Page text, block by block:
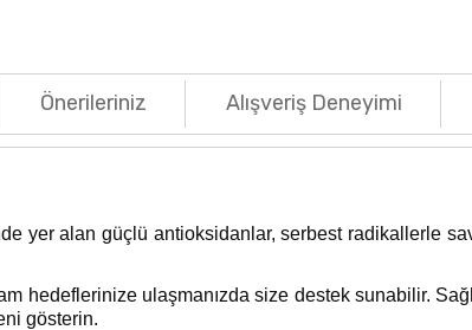
Önerileriniz Alışveriş Deneyimi
yer alan güçlü antioksidanlar, serbest radikallerle
ulaşmanızda size destek sunabilir.
gösterin.